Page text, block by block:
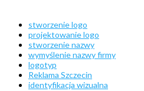
stworzenie logo
projektowanie logo
stworzenie nazwy
wymyślenie nazwy firmy
logotyp
Reklama Szczecin
identyfikacja wizualna